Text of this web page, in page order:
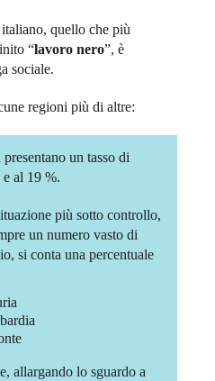
quello che più
“lavoro nero”, è
sociale.
regioni più di altre:
un tasso di
al 19 %.
più sotto controllo,
un numero vasto di
si conta una percentuale
allargando lo sguardo a